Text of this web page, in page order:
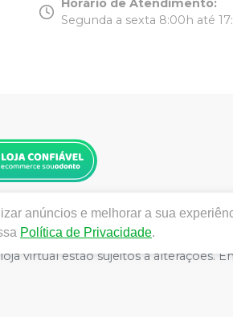
Segunda a sexta 8:00h até
| www.dentalrc.com.br | RC
técnico: RAFAELLA MARQUES
virtual estão sujeitos a
anúncios e melhorar a sua
Política de Privacidade.